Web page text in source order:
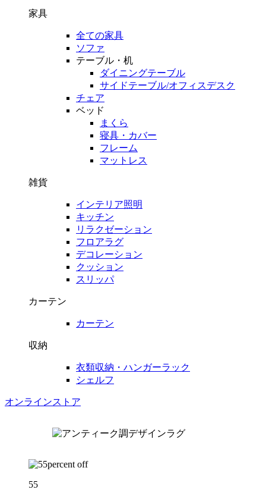
家具
全ての家具
ソファ
テーブル・机
ダイニングテーブル
サイドテーブル/オフィスデスク
チェア
ベッド
まくら
寝具・カバー
フレーム
マットレス
雑貨
インテリア照明
キッチン
リラクゼーション
フロアラグ
デコレーション
クッション
スリッパ
カーテン
カーテン
収納
衣類収納・ハンガーラック
シェルフ
オンラインストア
55